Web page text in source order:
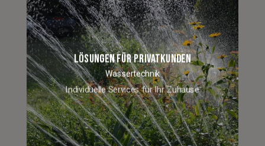
LÖSUNGEN FÜR PRIVATKUNDEN
Wassertechnik
Individuelle Services für Ihr Zuhause